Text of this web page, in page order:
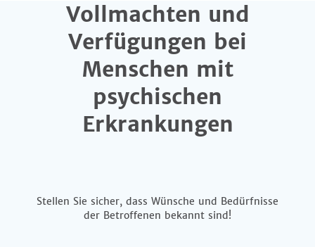
Vollmachten und
Verfügungen bei
Menschen mit
psychischen
Erkrankungen
Stellen Sie sicher, dass Wünsche und Bedürfnisse
der Betroffenen bekannt sind!